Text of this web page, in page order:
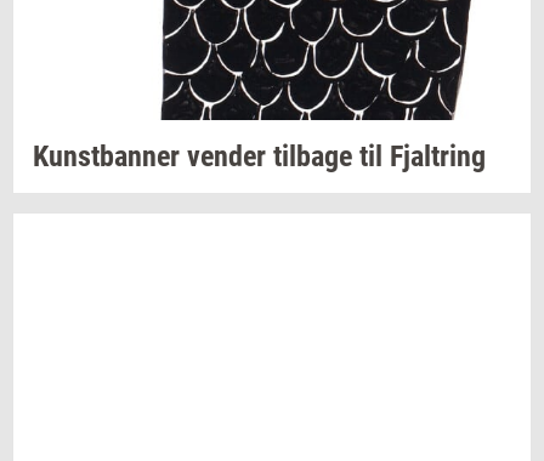
Kunst­ban­ner ven­der til­ba­ge til Fjal­tring